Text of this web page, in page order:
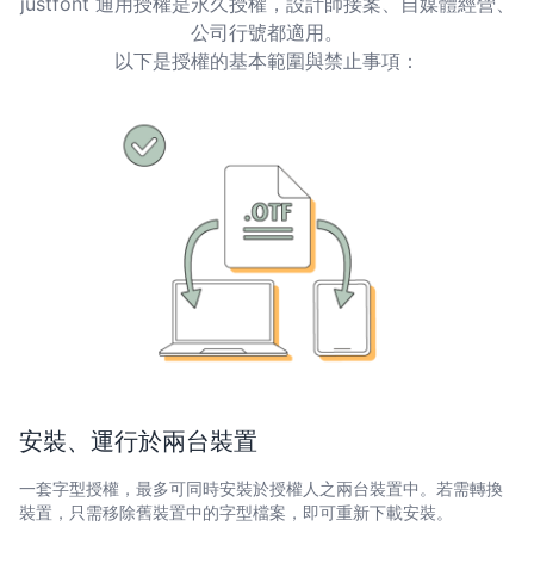
公司行號都適用。
以下是授權的基本範圍與禁止事項：
安裝、運行於兩台裝置
一套字型授權，最多可同時安裝於授權人之兩台裝置中。若需轉換
裝置，只需移除舊裝置中的字型檔案，即可重新下載安裝。